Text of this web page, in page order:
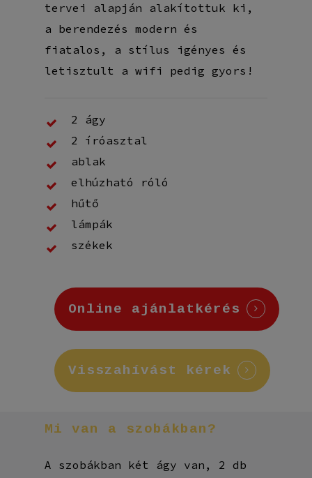
tervei alapján alakítottuk ki,
a berendezés modern és
fiatalos, a stílus igényes és
letisztult a wifi pedig gyors!
2 ágy
2 íróasztal
ablak
elhúzható róló
hűtő
lámpák
székek
Online ajánlatkérés
Visszahívást kérek
Mi van a szobákban?
A szobákban két ágy van, 2 db